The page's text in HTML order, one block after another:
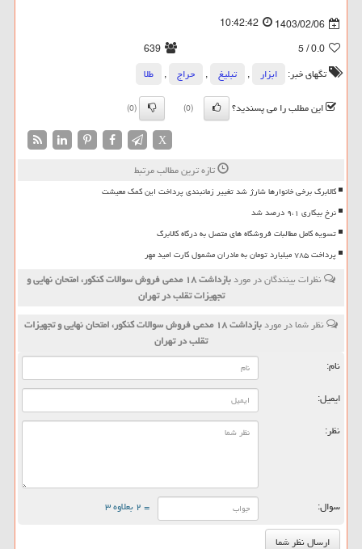
1403/02/06
10:42:42
0.0
/ 5
639
تگهای خبر:
ابزار , تبلیغ , حراج ,
طلا
این مطلب را می پسندید؟
(0)
(0)
X
تازه ترین مطالب مرتبط
کالابرگ برخی خانوارها شارژ شد تغییر زمانبندی پرداخت این کمک معیشت
نرخ بیکاری ۹،۱ درصد شد
تسویه کامل مطالبات فروشگاه های متصل به درگاه کالابرگ
پرداخت ۷۸۵ میلیارد تومان به مادران مشمول کارت امید مهر
نظرات بینندگان در مورد
بازداشت ۱۸ مدعی فروش سوالات کنکور، امتحان نهایی و
تجهیزات تقلب در تهران
نظر شما در مورد
بازداشت ۱۸ مدعی فروش سوالات کنکور، امتحان نهایی و تجهیزات
تقلب در تهران
نام:
ایمیل:
نظر:
سوال: = ۲ بعلاوه ۳